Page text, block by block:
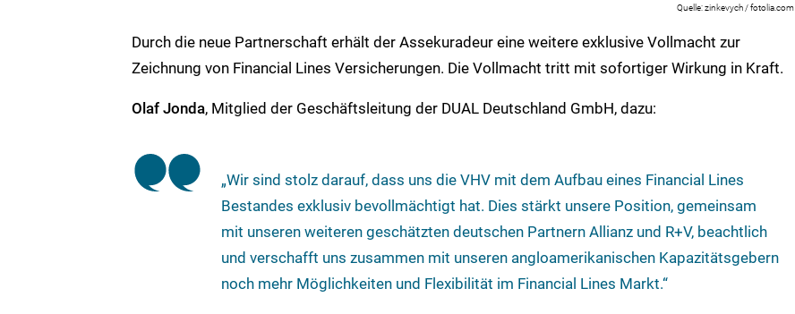
zinkevych / fotolia.com
Durch die neue Partnerschaft erhält der Assekuradeur eine weitere exklusive Vollmacht zur
Zeichnung von Financial Lines Versicherungen. Die Vollmacht tritt mit sofortiger Wirkung in Kraft.
Olaf Jonda, Mitglied der Geschäftsleitung der DUAL Deutschland GmbH, dazu:
„Wir sind stolz darauf, dass uns die VHV mit dem Aufbau eines Financial Lines
Bestandes exklusiv bevollmächtigt hat. Dies stärkt unsere Position, gemeinsam
mit unseren weiteren geschätzten deutschen Partnern Allianz und R+V, beachtlich
und verschafft uns zusammen mit unseren angloamerikanischen Kapazitätsgebern
noch mehr Möglichkeiten und Flexibilität im Financial Lines Markt.“